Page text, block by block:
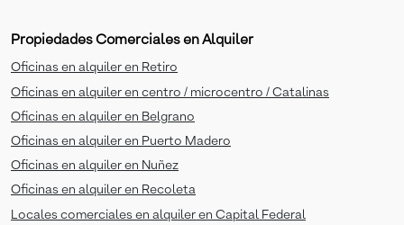
Propiedades Comerciales en Alquiler
Oficinas en alquiler en Retiro
Oficinas en alquiler en centro / microcentro / Catalinas
Oficinas en alquiler en Belgrano
Oficinas en alquiler en Puerto Madero
Oficinas en alquiler en Nuñez
Oficinas en alquiler en Recoleta
Locales comerciales en alquiler en Capital Federal